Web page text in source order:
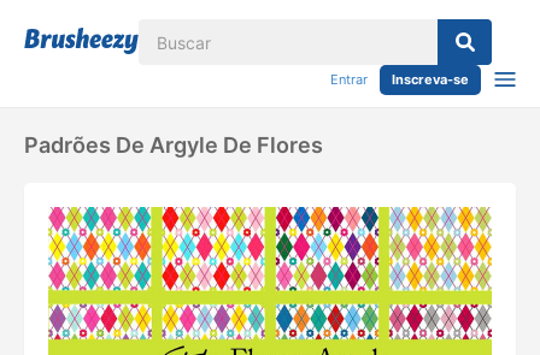
Entrar Inscreva-se
Padrões De Argyle De Flores